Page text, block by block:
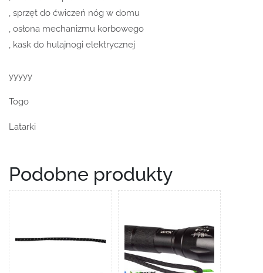
, sprzęt do ćwiczeń nóg w domu
, osłona mechanizmu korbowego
, kask do hulajnogi elektrycznej
yyyyy
Togo
Latarki
Podobne produkty